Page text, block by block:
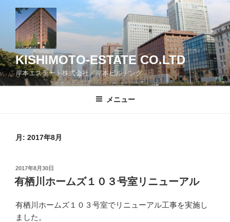
ツ
へ
ス
KISHIMOTO-ESTATE CO.LTD
岸本エステート株式会社／岸本ビルヂング
メニュー
月: 2017年8月
投
稿
日:
2017年8月30日
有栖川ホームズ１０３号室リニューアル
有栖川ホームズ１０３号室でリニューアル工事を実施し
ました。